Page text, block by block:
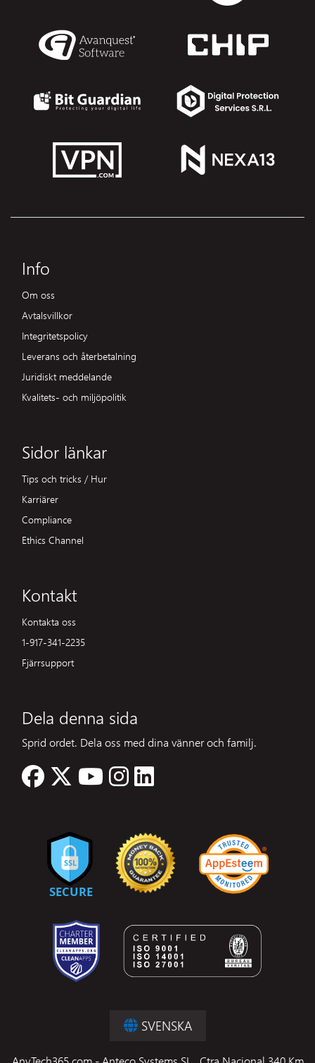
Info
Om oss
Avtalsvillkor
Integritetspolicy
Leverans och återbetalning
Juridiskt meddelande
Kvalitets- och miljöpolitik
Sidor länkar
Tips och tricks / Hur
Karriärer
Compliance
Ethics Channel
Kontakt
Kontakta oss
1-917-341-2235
Fjärrsupport
Dela denna sida
Sprid ordet. Dela oss med dina vänner och familj.
SVENSKA